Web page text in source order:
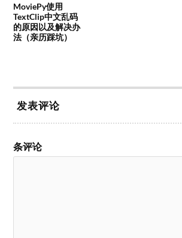
MoviePy使用
TextClip中文乱码
的原因以及解决办
法（亲历踩坑）
发表评论
条评论